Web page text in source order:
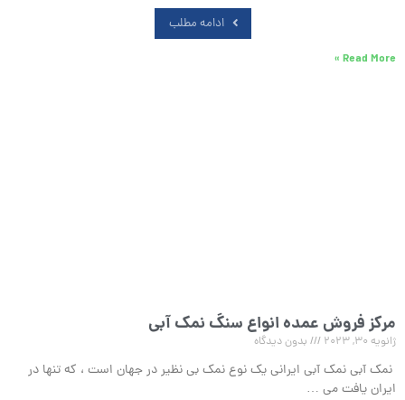
ادامه مطلب
Read More »
مرکز فروش عمده انواع سنگ نمک آبی
ژانویه 30, 2023 بدون دیدگاه
نمک آبی نمک آبی ایرانی یک نوع نمک بی نظیر در جهان است ، که تنها در
ایران یافت می …